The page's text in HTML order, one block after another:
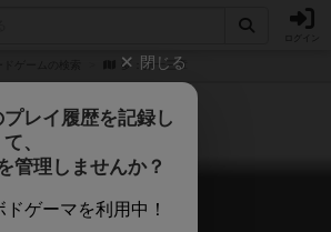
夢：第十三章
夢：第十三章
Wonderland Xiii
閉じる
レイ履歴を記録し
て、
管理しませんか？
ドゲーマを利用中！